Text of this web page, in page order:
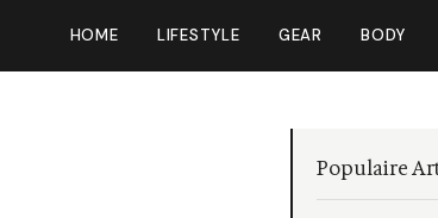
HOME LIFESTYLE GEAR BODY
Populaire